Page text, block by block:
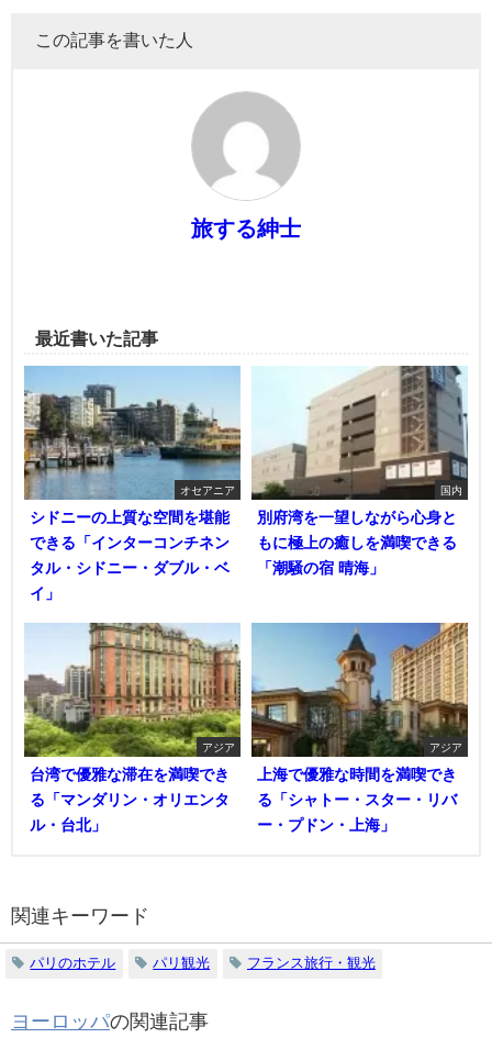
この記事を書いた人
旅する紳士
最近書いた記事
オセアニア
シドニーの上質な空間を堪能
できる「インターコンチネン
タル・シドニー・ダブル・ベ
イ」
国内
別府湾を一望しながら心身と
もに極上の癒しを満喫できる
「潮騒の宿 晴海」
アジア
台湾で優雅な滞在を満喫でき
る「マンダリン・オリエンタ
ル・台北」
アジア
上海で優雅な時間を満喫でき
る「シャトー・スター・リバ
ー・プドン・上海」
関連キーワード
パリのホテル パリ観光 フランス旅行・観光
ヨーロッパの関連記事